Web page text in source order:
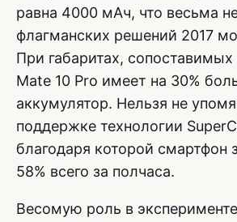
равна 4000 мАч, что весьма
флагманских решений 2017
При габаритах, сопоставимых
Mate 10 Pro имеет на 30%
аккумулятор. Нельзя не
поддержке технологии
благодаря которой смартфон
58% всего за полчаса.
Весомую роль в